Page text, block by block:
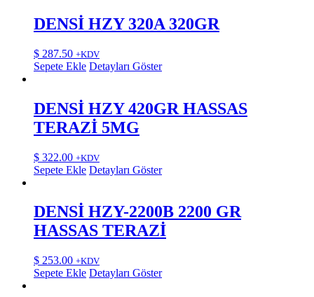
DENSİ HZY 320A 320GR
$ 287.50 +KDV
Sepete Ekle Detayları Göster
DENSİ HZY 420GR HASSAS
TERAZİ 5MG
$ 322.00 +KDV
Sepete Ekle Detayları Göster
DENSİ HZY-2200B 2200 GR
HASSAS TERAZİ
$ 253.00 +KDV
Sepete Ekle Detayları Göster